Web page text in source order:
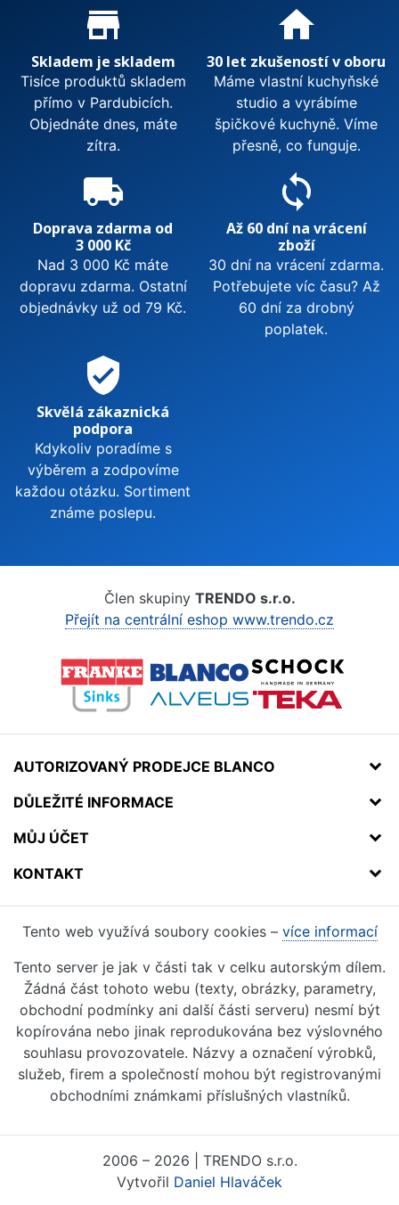
Proč nakupovat u nás?
store_mall_directory
Skladem je skladem
Tisíce produktů skladem
přímo v Pardubicích.
Objednáte dnes, máte
zítra.
home
30 let zkušeností v oboru
Máme vlastní kuchyňské
studio a vyrábíme
špičkové kuchyně. Víme
přesně, co funguje.
local_shipping
Doprava zdarma od
3 000 Kč
Nad 3 000 Kč máte
dopravu zdarma. Ostatní
objednávky už od 79 Kč.
sync
Až 60 dní na vrácení
zboží
30 dní na vrácení zdarma.
Potřebujete víc času? Až
60 dní za drobný
poplatek.
verified_user
Skvělá zákaznická
podpora
Kdykoliv poradíme s
výběrem a zodpovíme
každou otázku. Sortiment
známe poslepu.
Člen skupiny TRENDO s.r.o.
Přejít na centrální eshop www.trendo.cz
AUTORIZOVANÝ PRODEJCE BLANCO
DŮLEŽITÉ INFORMACE
MŮJ ÚČET
KONTAKT
Tento web využívá soubory cookies – více informací
Tento server je jak v části tak v celku autorským dílem.
Žádná část tohoto webu (texty, obrázky, parametry,
obchodní podmínky ani další části serveru) nesmí být
kopírována nebo jinak reprodukována bez výslovného
souhlasu provozovatele. Názvy a označení výrobků,
služeb, firem a společností mohou být registrovanými
obchodními známkami příslušných vlastníků.
2006 – 2026 | TRENDO s.r.o.
Vytvořil Daniel Hlaváček